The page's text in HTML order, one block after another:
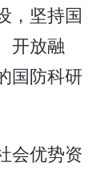
，坚持国
开放融
国防科研
会优势资